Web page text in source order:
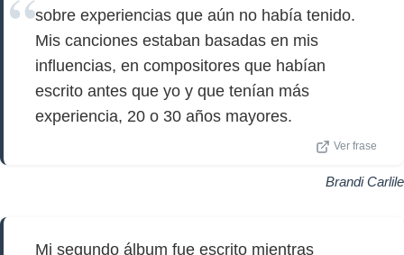
sobre experiencias que aún no había tenido.
Mis canciones estaban basadas en mis
influencias, en compositores que habían
escrito antes que yo y que tenían más
experiencia, 20 o 30 años mayores.
Ver frase
Brandi Carlile
Mi segundo álbum fue escrito mientras